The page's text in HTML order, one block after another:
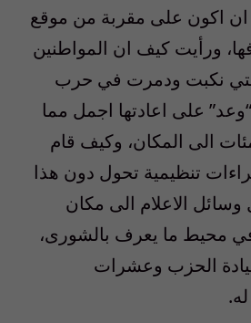
اكون على مقربة من موقع
ورأيت كيف ان المواطنين
التي نكبت ودمرت في حرب
“وعد” على اعادتها اجمل مما
الى المكان، وكيف قام
تنظيمية تحول دون هذا
الاعلام الى مكان
محيط ما يعرف بالشورى،
الحزب وعشرات